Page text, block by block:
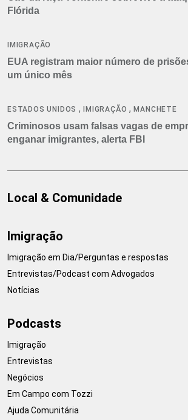
Flórida
IMIGRAÇÃO
EUA registram maior número de
um único mês
ESTADOS UNIDOS ,IMIGRAÇÃO ,MANCHETE
Criminosos usam falsas vagas de
enganar imigrantes, alerta FBI
Local & Comunidade
Imigração
Imigração em Dia/Perguntas e respostas
Entrevistas/Podcast com Advogados
Notícias
Podcasts
Imigração
Entrevistas
Negócios
Em Campo com Tozzi
Ajuda Comunitária